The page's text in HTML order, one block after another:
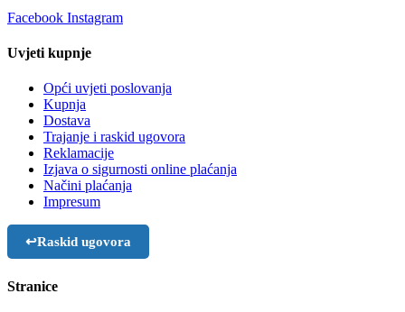
Facebook Instagram
Uvjeti kupnje
Opći uvjeti poslovanja
Kupnja
Dostava
Trajanje i raskid ugovora
Reklamacije
Izjava o sigurnosti online plaćanja
Načini plaćanja
Impresum
↩Raskid ugovora
Stranice